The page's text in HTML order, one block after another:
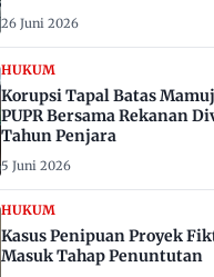
26 Juni 2026
HUKUM
Korupsi Tapal Batas
PUPR Bersama Rekanan
Tahun Penjara
5 Juni 2026
HUKUM
Kasus Penipuan Proyek
Masuk Tahap Penuntutan